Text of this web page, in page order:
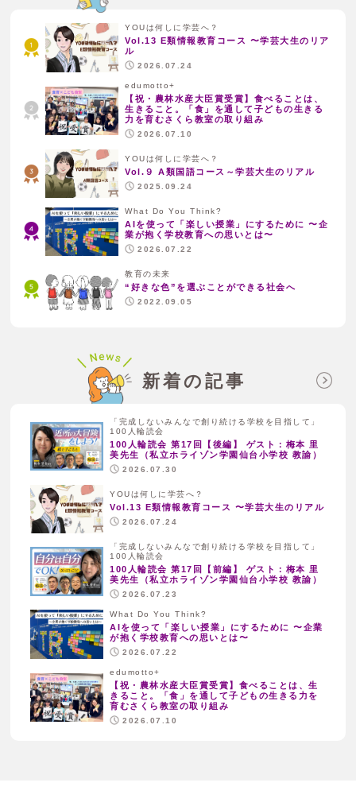
YOUは何しに学芸へ？
Vol.13 E類情報教育コース 〜学芸大生のリア
ル
2026.07.24
edumotto+
【祝・農林水産大臣賞受賞】食べることは、
生きること。「食」を通して子どもの生きる
力を育むさくら教室の取り組み
2026.07.10
YOUは何しに学芸へ？
Vol.９ A類国語コース～学芸大生のリアル
2025.09.24
What Do You Think?
AIを使って「楽しい授業」にするために 〜企
業が抱く学校教育への思いとは〜
2026.07.22
教育の未来
“好きな色”を選ぶことができる社会へ
2022.09.05
新着の記事
「完成しないみんなで創り続ける学校を目指して」
100人輪読会
100人輪読会 第17回【後編】 ゲスト：梅本 里
美先生（私立ホライゾン学園仙台小学校 教諭）
2026.07.30
YOUは何しに学芸へ？
Vol.13 E類情報教育コース 〜学芸大生のリアル
2026.07.24
「完成しないみんなで創り続ける学校を目指して」
100人輪読会
100人輪読会 第17回【前編】 ゲスト：梅本 里
美先生（私立ホライゾン学園仙台小学校 教諭）
2026.07.23
What Do You Think?
AIを使って「楽しい授業」にするために 〜企業
が抱く学校教育への思いとは〜
2026.07.22
edumotto+
【祝・農林水産大臣賞受賞】食べることは、生
きること。「食」を通して子どもの生きる力を
育むさくら教室の取り組み
2026.07.10